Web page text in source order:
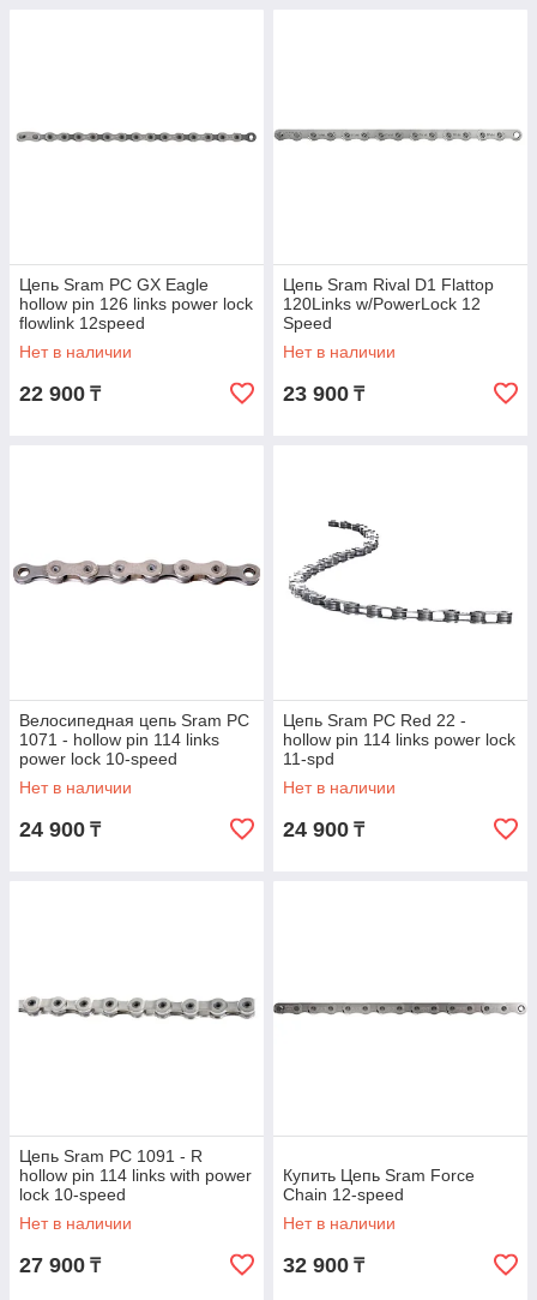
Цепь Sram PC GX Eagle
hollow pin 126 links power lock
flowlink 12speed
Нет в наличии
22 900 ₸
Цепь Sram Rival D1 Flattop
120Links w/PowerLock 12
Speed
Нет в наличии
23 900 ₸
Велосипедная цепь Sram PC
1071 - hollow pin 114 links
power lock 10-speed
Нет в наличии
24 900 ₸
Цепь Sram PC Red 22 -
hollow pin 114 links power lock
11-spd
Нет в наличии
24 900 ₸
Цепь Sram PC 1091 - R
hollow pin 114 links with power
lock 10-speed
Нет в наличии
27 900 ₸
Купить Цепь Sram Force
Chain 12-speed
Нет в наличии
32 900 ₸